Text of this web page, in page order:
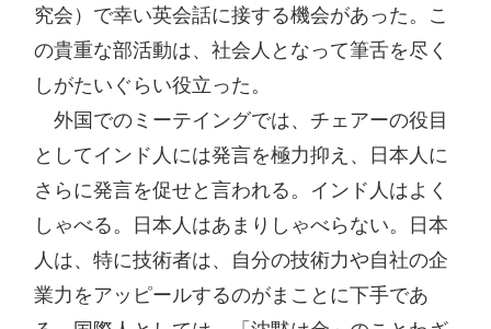
究会）で幸い英会話に接する機会があった。こ
の貴重な部活動は、社会人となって筆舌を尽く
しがたいぐらい役立った。
外国でのミーテイングでは、チェアーの役目
としてインド人には発言を極力抑え、日本人に
さらに発言を促せと言われる。インド人はよく
しゃべる。日本人はあまりしゃべらない。日本
人は、特に技術者は、自分の技術力や自社の企
業力をアッピールするのがまことに下手であ